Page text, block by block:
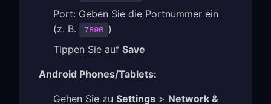
Port: Geben Sie die Portnummer ein
(z. B.
7890 )
Tippen Sie auf Save
Android Phones/Tablets:
Gehen Sie zu Settings > Network &